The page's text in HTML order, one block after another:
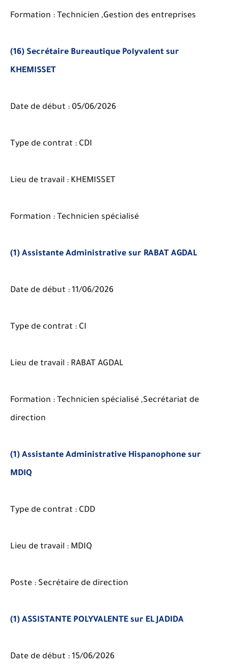
Formation : Technicien ,Gestion des entreprises
(16) Secrétaire Bureautique Polyvalent sur
KHEMISSET
Date de début : 05/06/2026
Type de contrat : CDI
Lieu de travail : KHEMISSET
Formation : Technicien spécialisé
(1) Assistante Administrative sur RABAT AGDAL
Date de début : 11/06/2026
Type de contrat : CI
Lieu de travail : RABAT AGDAL
Formation : Technicien spécialisé ,Secrétariat de
direction
(1) Assistante Administrative Hispanophone sur
MDIQ
Type de contrat : CDD
Lieu de travail : MDIQ
Poste : Secrétaire de direction
(1) ASSISTANTE POLYVALENTE sur EL JADIDA
Date de début : 15/06/2026